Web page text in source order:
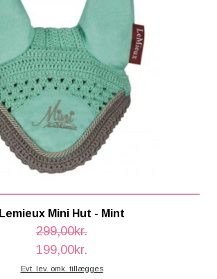
Lemieux Mini Hut - Mint
299,00kr.
199,00kr.
Evt. lev. omk. tillægges